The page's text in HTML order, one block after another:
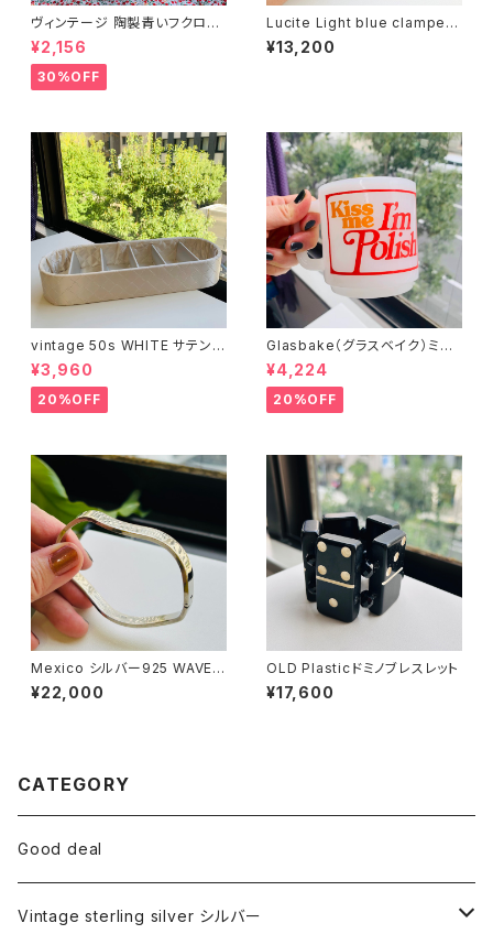
ヴィンテージ 陶製青いフクロウ
貯金箱
¥2,156
30%OFF
Lucite Light blue clamper
バングル ブレスレット
¥13,200
vintage 50s WHITE サテンキ
ルトBOX
¥3,960
20%OFF
Glasbake（グラスベイク）ミル
クガラスマグ
¥4,224
20%OFF
Mexico シルバー925 WAVE開
閉バングル
¥22,000
OLD Plasticドミノブレスレット
¥17,600
CATEGORY
Good deal
Vintage sterling silver シルバー